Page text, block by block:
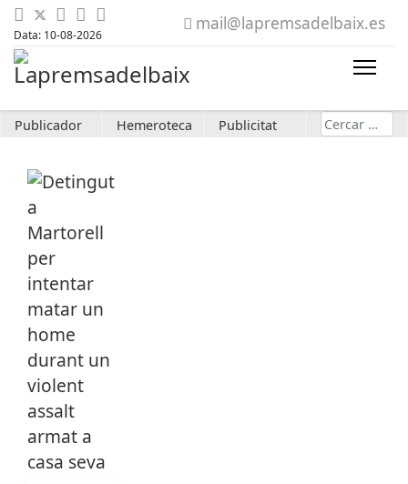
Data: 10-08-2026
mail@lapremsadelbaix.es
Publicador Hemeroteca Publicitat Cerca